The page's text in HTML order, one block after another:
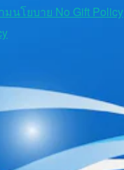
มนโยบาย No Gift Policy